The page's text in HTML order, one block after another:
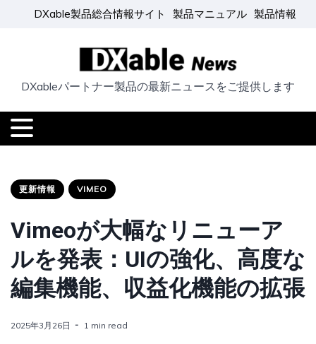
DXable製品総合情報サイト 製品マニュアル 製品情報
DXableパートナー製品の最新ニュースをご提供します
更新情報 VIMEO
Vimeoが大幅なリニューア
ルを発表：UIの強化、高度な
編集機能、収益化機能の拡張
2025年3月26日 1 min read